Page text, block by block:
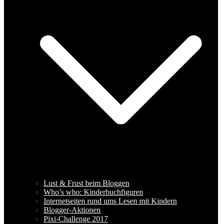
Lust & Frust beim Bloggen
Who’s who: Kinderbuchfiguren
Internetseiten rund ums Lesen mit Kindern
Blogger-Aktionen
Pixi-Challenge 2017